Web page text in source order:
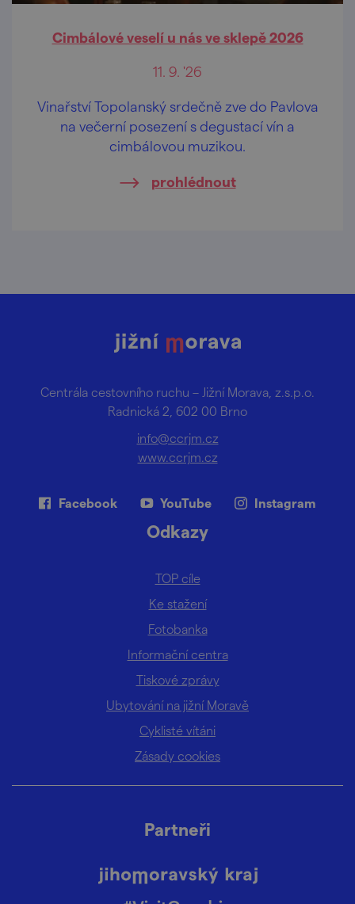
Cimbálové veselí u nás ve sklepě 2026
11. 9. '26
Vinařství Topolanský srdečně zve do Pavlova
na večerní posezení s degustací vín a
cimbálovou muzikou.
prohlédnout
Centrála cestovního ruchu – Jižní Morava, z.s.p.o.
Radnická 2, 602 00 Brno
info@ccrjm.cz
www.ccrjm.cz
Facebook YouTube Instagram
Odkazy
TOP cíle
Ke stažení
Fotobanka
Informační centra
Tiskové zprávy
Ubytování na jižní Moravě
Cyklisté vítáni
Zásady cookies
Partneři